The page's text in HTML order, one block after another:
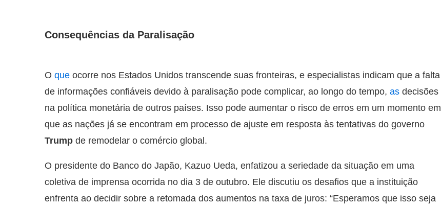
Consequências da Paralisação
O que ocorre nos Estados Unidos transcende suas fronteiras, e especialistas indicam que a falta
de informações confiáveis devido à paralisação pode complicar, ao longo do tempo, as decisões
na política monetária de outros países. Isso pode aumentar o risco de erros em um momento em
que as nações já se encontram em processo de ajuste em resposta às tentativas do governo
Trump de remodelar o comércio global.
O presidente do Banco do Japão, Kazuo Ueda, enfatizou a seriedade da situação em uma
coletiva de imprensa ocorrida no dia 3 de outubro. Ele discutiu os desafios que a instituição
enfrenta ao decidir sobre a retomada dos aumentos na taxa de juros: “Esperamos que isso seja